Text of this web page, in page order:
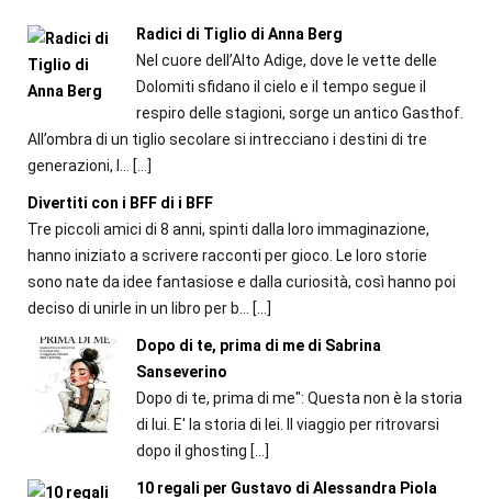
Radici di Tiglio di Anna Berg
Nel cuore dell’Alto Adige, dove le vette delle
Dolomiti sfidano il cielo e il tempo segue il
respiro delle stagioni, sorge un antico Gasthof.
All’ombra di un tiglio secolare si intrecciano i destini di tre
generazioni, l...
[…]
Divertiti con i BFF di i BFF
Tre piccoli amici di 8 anni, spinti dalla loro immaginazione,
hanno iniziato a scrivere racconti per gioco. Le loro storie
sono nate da idee fantasiose e dalla curiosità, così hanno poi
deciso di unirle in un libro per b...
[…]
Dopo di te, prima di me di Sabrina
Sanseverino
Dopo di te, prima di me": Questa non è la storia
di lui. E' la storia di lei. Il viaggio per ritrovarsi
dopo il ghosting […]
10 regali per Gustavo di Alessandra Piola